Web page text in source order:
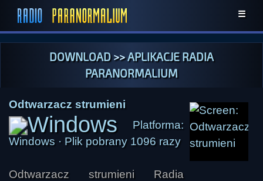
☰
DOWNLOAD>>APLIKACJE RADIA
PARANORMALIUM
Odtwarzacz strumieni
Platforma:
Windows · Plik pobrany 1096 razy
Odtwarzacz strumieni Radia